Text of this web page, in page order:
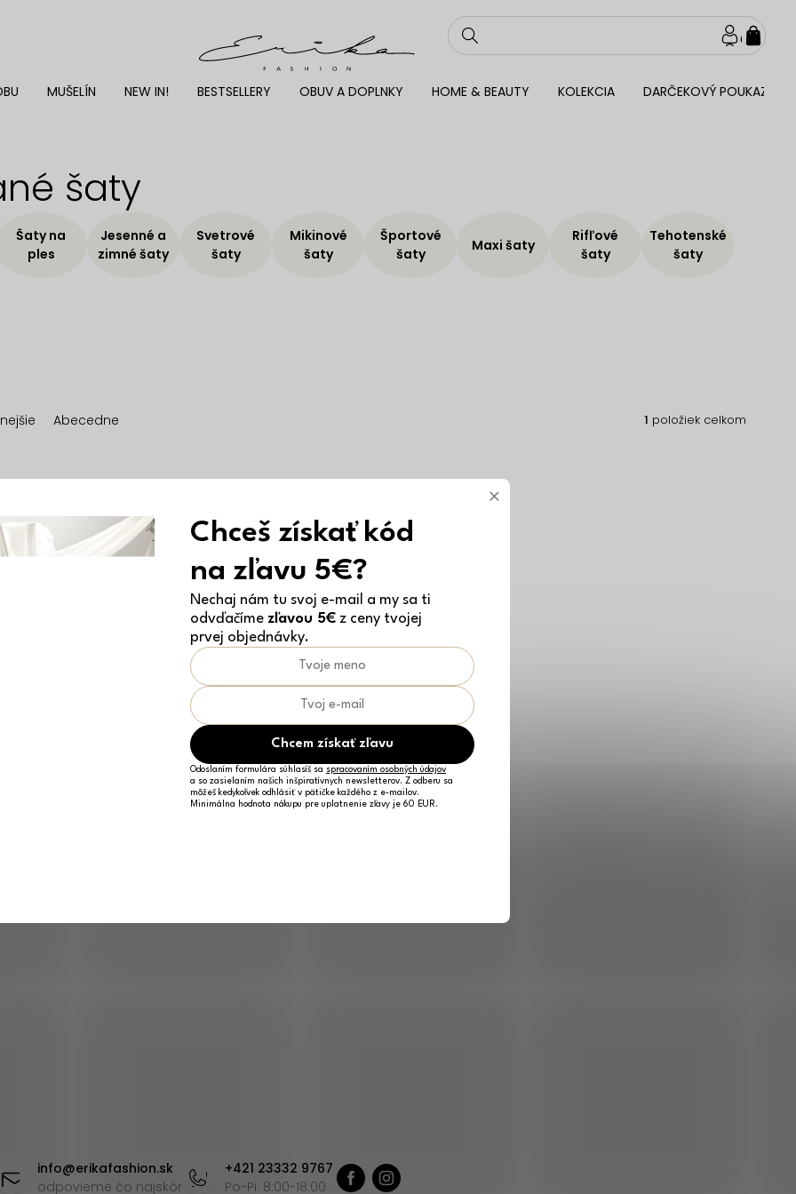
MUŠELÍN NEW IN! BESTSELLERY OBUV A DOPLNKY HOME & BEAUTY KOLEKCIA DARČEKOVÝ POUKAZ
šaty
Šaty na
ples
Jesenné a
zimné šaty
Svetrové
šaty
Mikinové
šaty
Športové
šaty
Maxi šaty
Rifľové
šaty
Tehotenské
šaty
Abecedne 1 položiek celkom
info@erikafashion.sk
odpovieme čo najskôr
+421 23332 9767
Po-Pi: 8:00-18:00
×
Chceš získať kód
na zľavu 5€?
Nechaj nám tu svoj e-mail a my sa ti
odvďačíme zľavou 5€ z ceny tvojej
prvej objednávky.
Chcem získať zľavu
Odoslaním formulára súhlasíš sa spracovaním osobných údajov
a so zasielaním našich inšpiratívnych newsletterov. Z odberu sa
môžeš kedykoľvek odhlásiť v pätičke každého z e-mailov.
Minimálna hodnota nákupu pre uplatnenie zľavy je 60 EUR.